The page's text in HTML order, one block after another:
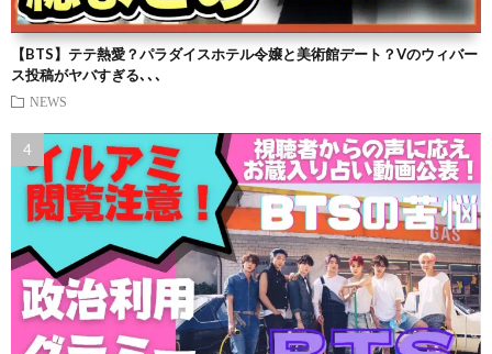
【BTS】テテ熱愛？パラダイスホテル令嬢と美術館デート？Vのウィバー
ス投稿がヤバすぎる､､､
NEWS